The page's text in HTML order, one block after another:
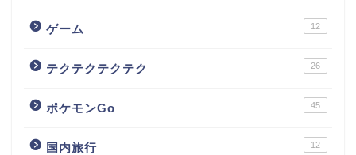
ゲーム 12
テクテクテクテク 26
ポケモンGo 45
国内旅行 12